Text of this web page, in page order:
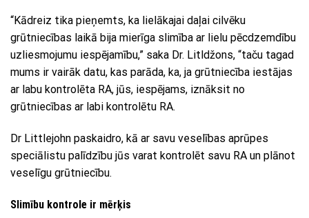
“Kādreiz tika pieņemts, ka lielākajai daļai cilvēku
grūtniecības laikā bija mierīga slimība ar lielu pēcdzemdību
uzliesmojumu iespējamību,” saka Dr. Litldžons, “taču tagad
mums ir vairāk datu, kas parāda, ka, ja grūtniecība iestājas
ar labu kontrolēta RA, jūs, iespējams, iznāksit no
grūtniecības ar labi kontrolētu RA.
Dr Littlejohn paskaidro, kā ar savu veselības aprūpes
speciālistu palīdzību jūs varat kontrolēt savu RA un plānot
veselīgu grūtniecību.
Slimību kontrole ir mērķis